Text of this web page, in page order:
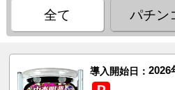
全て パチン
導入開始日： 2026